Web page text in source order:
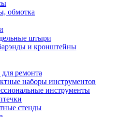
обмотка
штыри
и кронштейны
ремонта
наборы инструментов
инструменты
стенды